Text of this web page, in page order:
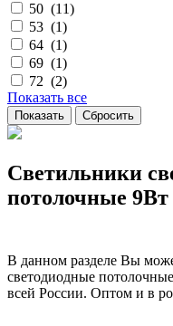
50 (11)
53 (1)
64 (1)
69 (1)
72 (2)
Показать все
Светильники
потолочные 9Вт
В данном разделе Вы
светодиодные
всей России. Оптом и в